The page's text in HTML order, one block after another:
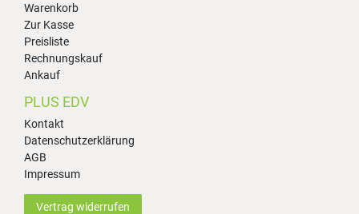
Warenkorb
Zur Kasse
Preisliste
Rechnungskauf
Ankauf
PLUS EDV
Kontakt
Datenschutzerklärung
AGB
Impressum
Vertrag widerrufen